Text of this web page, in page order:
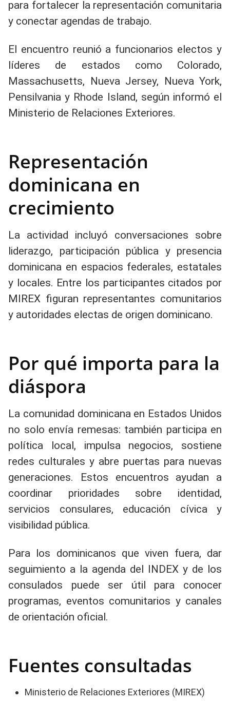
para fortalecer la representación comunitaria
y conectar agendas de trabajo.
El encuentro reunió a funcionarios electos y
líderes de estados como Colorado,
Massachusetts, Nueva Jersey, Nueva York,
Pensilvania y Rhode Island, según informó el
Ministerio de Relaciones Exteriores.
Representación
dominicana en
crecimiento
La actividad incluyó conversaciones sobre
liderazgo, participación pública y presencia
dominicana en espacios federales, estatales
y locales. Entre los participantes citados por
MIREX figuran representantes comunitarios
y autoridades electas de origen dominicano.
Por qué importa para la
diáspora
La comunidad dominicana en Estados Unidos
no solo envía remesas: también participa en
política local, impulsa negocios, sostiene
redes culturales y abre puertas para nuevas
generaciones. Estos encuentros ayudan a
coordinar prioridades sobre identidad,
servicios consulares, educación cívica y
visibilidad pública.
Para los dominicanos que viven fuera, dar
seguimiento a la agenda del INDEX y de los
consulados puede ser útil para conocer
programas, eventos comunitarios y canales
de orientación oficial.
Fuentes consultadas
Ministerio de Relaciones Exteriores (MIREX)